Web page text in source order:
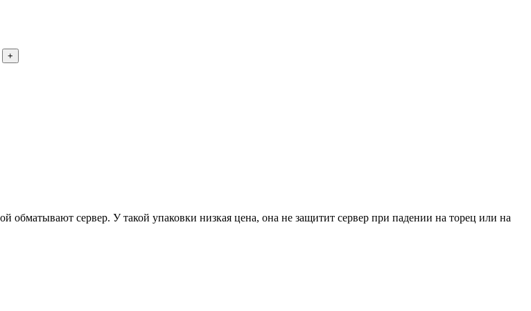
+
сервер. У такой упаковки низкая цена, она не защитит сервер при падении на торец или на